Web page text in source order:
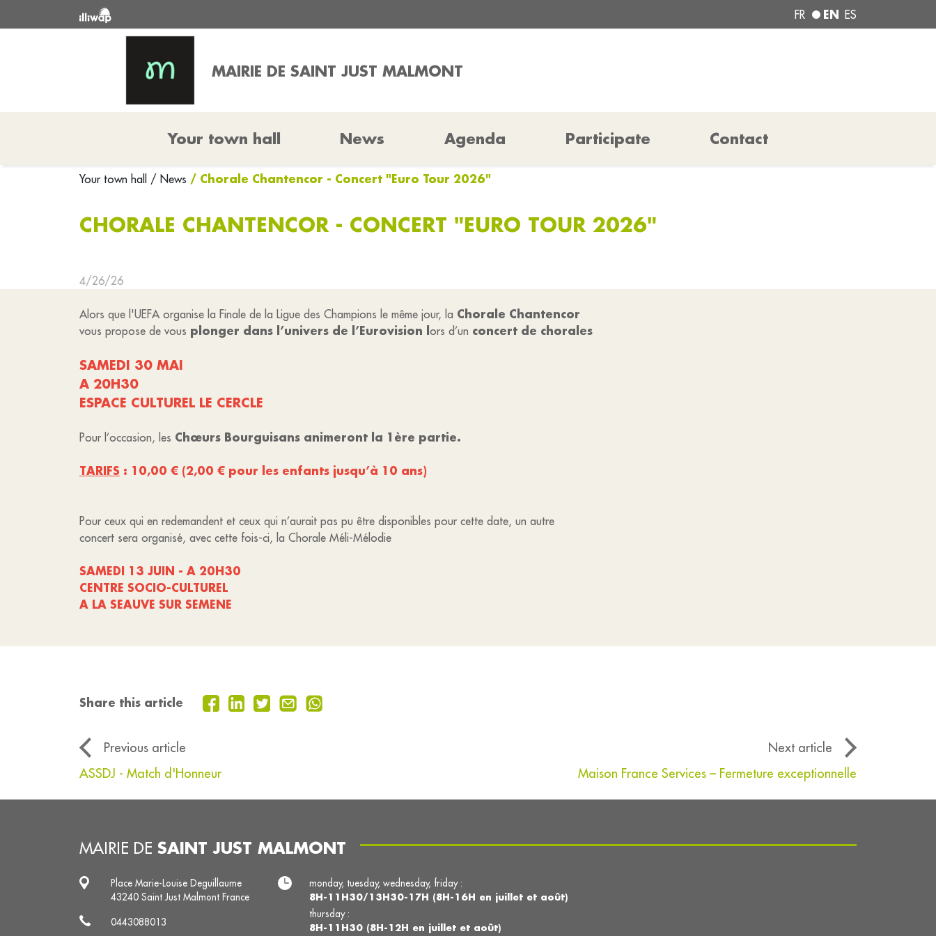
FR EN ES
MAIRIE DE SAINT JUST MALMONT
Your town hall News Agenda Participate Contact
Your town hall / News / Chorale Chantencor - Concert "Euro Tour 2026"
CHORALE CHANTENCOR - CONCERT "EURO TOUR 2026"
4/26/26
Alors que l'UEFA organise la Finale de la Ligue des Champions le même jour, la Chorale Chantencor
vous propose de vous plonger dans l’univers de l’Eurovision l ors d’un concert de chorales
SAMEDI 30 MAI
A 20H30
ESPACE CULTUREL LE CERCLE
Pour l’occasion, les Chœurs Bourguisans animeront la 1ère partie.
TARIFS : 10,00 € (2,00 € pour les enfants jusqu’à 10 ans)
Pour ceux qui en redemandent et ceux qui n’aurait pas pu être disponibles pour cette date, un autre
concert sera organisé, avec cette fois-ci, la Chorale Méli-Mélodie
SAMEDI 13 JUIN - A 20H30
CENTRE SOCIO-CULTUREL
A LA SEAUVE SUR SEMENE
Share this article
Previous article
Next article
ASSDJ - Match d'Honneur
Maison France Services – Fermeture exceptionnelle
MAIRIE DE SAINT JUST MALMONT
Place Marie-Louise Deguillaume
43240 Saint Just Malmont France
0443088013
monday, tuesday, wednesday, friday :
8H-11H30/13H30-17H (8H-16H en juillet et août)
thursday :
8H-11H30 (8H-12H en juillet et août)